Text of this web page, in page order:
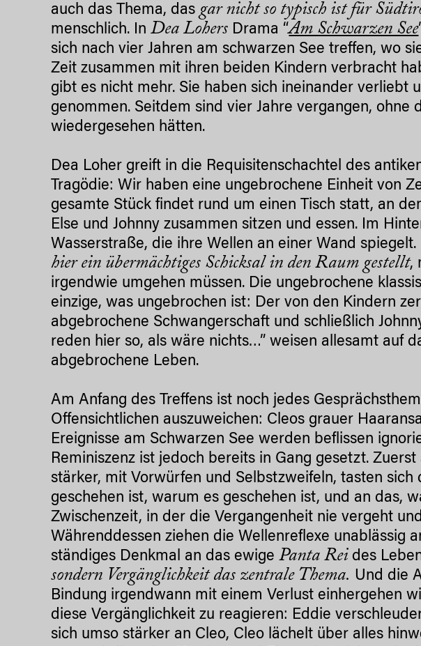
auch das Thema, das gar nicht so typisch ist für
menschlich. InDea Lohers Drama “Am Schwarzen See
sich nach vier Jahren am schwarzen See treffen, wo
Zeit zusammen mit ihren beiden Kindern verbracht
gibt es nicht mehr. Sie haben sich ineinander verliebt
genommen. Seitdem sind vier Jahre vergangen, ohne
wiedergesehen hätten.
Dea Loher greift in die Requisitenschachtel des
Tragödie: Wir haben eine ungebrochene Einheit von
gesamte Stück findet rund um einen Tisch statt, an
Else und Johnny zusammen sitzen und essen. Im
Wasserstraße, die ihre Wellen an einer Wand spiegelt.
hier ein übermächtiges Schicksal in den Raum gestellt,
irgendwie umgehen müssen. Die ungebrochene
einzige, was ungebrochen ist: Der von den Kindern
abgebrochene Schwangerschaft und schließlich
reden hier so, als wäre nichts…” weisen allesamt auf
abgebrochene Leben.
Am Anfang des Treffens ist noch jedes
Offensichtlichen auszuweichen: Cleos grauer
Ereignisse am Schwarzen See werden beflissen
Reminiszenz ist jedoch bereits in Gang gesetzt.
stärker, mit Vorwürfen und Selbstzweifeln, tasten sich
geschehen ist, warum es geschehen ist, und an das,
Zwischenzeit, in der die Vergangenheit nie vergeht
Währenddessen ziehen die Wellenreflexe unablässig
ständiges Denkmal an das ewigePanta Rei des
sondern Vergänglichkeit das zentrale Thema. Und die
Bindung irgendwann mit einem Verlust einhergehen
diese Vergänglichkeit zu reagieren: Eddie
sich umso stärker an Cleo, Cleo lächelt über alles